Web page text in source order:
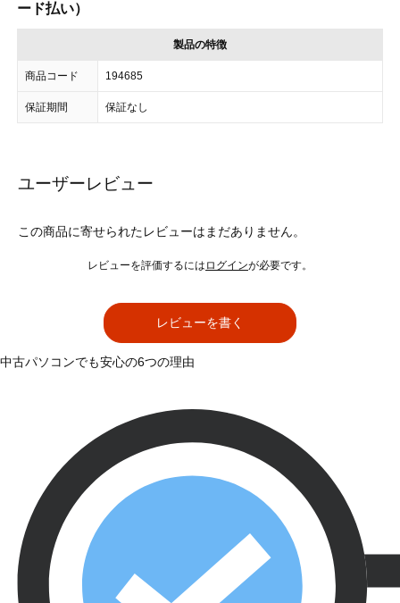
ード払い）
製品の特徴
商品コード 194685
保証期間 保証なし
ユーザーレビュー
この商品に寄せられたレビューはまだありません。
レビューを評価するには ログインが必要です。
レビューを書く
中古パソコンでも安心の6つの理由